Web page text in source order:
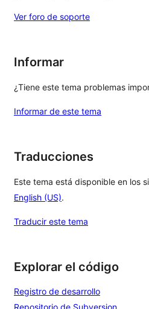
Ver foro de soporte
Informar
¿Tiene este tema problemas
Informar de este tema
Traducciones
Este tema está disponible en los
English (US).
Traducir este tema
Explorar el código
Registro de desarrollo